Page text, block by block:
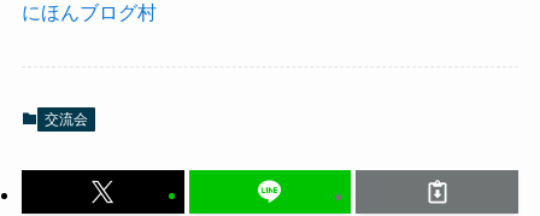
にほんブログ村
交流会